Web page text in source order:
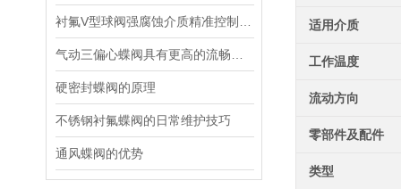
硬密封蝶阀的原理
不锈钢衬氟蝶阀的日常维护技巧
通风蝶阀的优势
适用介质
工作温度
流动方向
零部件及配件
类型